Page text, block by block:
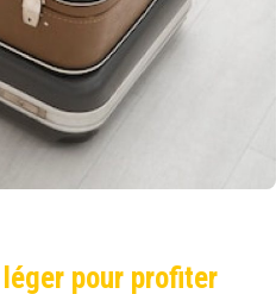
pour profiter